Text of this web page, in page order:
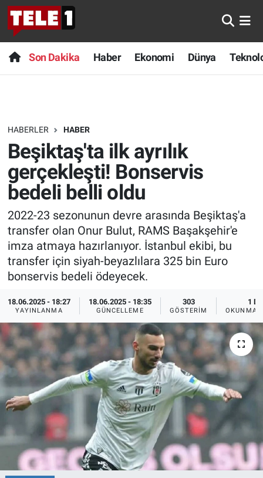
Son Dakika Haber Ekonomi Dünya
HABERLER HABER
Beşiktaş'ta ilk ayrılık
gerçekleşti! Bonservis
bedeli belli oldu
2022-23 sezonunun devre arasında Beşiktaş'a
transfer olan Onur Bulut, RAMS Başakşehir'e
imza atmaya hazırlanıyor. İstanbul ekibi, bu
transfer için siyah-beyazlılara 325 bin Euro
bonservis bedeli ödeyecek.
18.06.2025 - 18:27
YAYINLANMA
18.06.2025 - 18:35
GÜNCELLEME
303
GÖSTERIM
1 DK
OKUNMA
Anında Manşet
Başka Sohbetler
Bilim turu
Bilim ve Teknoloji Evreni
Doğa Konuşuyor
Dünya
Ege Saati
Ege'den Esintiler
Eğitim
Eğlence
Ekonomi
Forum
Gerçeğin İzinde
Gün Başlıyor
Son Dakika
Haber
Dünya
Teknoloji
Sağlık
Spor
Yayın Akışı
İletişim
Nöbetçi Eczaneler
Hava Durumu
Trafik Durumu
Süper Lig Puan Durumu ve Fikstür
Tüm Manşetler
Son Dakika Haberleri
Haber Arşivi